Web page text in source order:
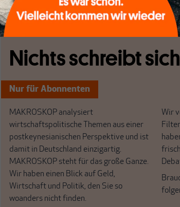
[...]
Nichts schreibt
Nur für Abonnenten
MAKROSKOP analysiert
wirtschaftspolitische Themen aus einer
postkeynesianischen Perspektive und ist
damit in Deutschland einzigartig.
MAKROSKOP steht für das große Ganze.
Wir haben einen Blick auf Geld,
Wirtschaft und Politik, den Sie so
woanders nicht finden.
Wir